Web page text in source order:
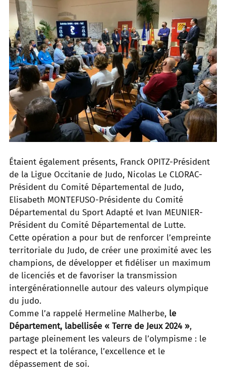
Étaient également présents, Franck OPITZ-Président
de la Ligue Occitanie de Judo, Nicolas Le CLORAC-
Président du Comité Départemental de Judo,
Elisabeth MONTEFUSO-Présidente du Comité
Départemental du Sport Adapté et Ivan MEUNIER-
Président du Comité Départemental de Lutte.
Cette opération a pour but de renforcer l’empreinte
territoriale du Judo, de créer une proximité avec les
champions, de développer et fidéliser un maximum
de licenciés et de favoriser la transmission
intergénérationnelle autour des valeurs olympique
du judo.
Comme l’a rappelé Hermeline Malherbe, le
Département, labellisée « Terre de Jeux 2024 »,
partage pleinement les valeurs de l’olympisme : le
respect et la tolérance, l’excellence et le
dépassement de soi.